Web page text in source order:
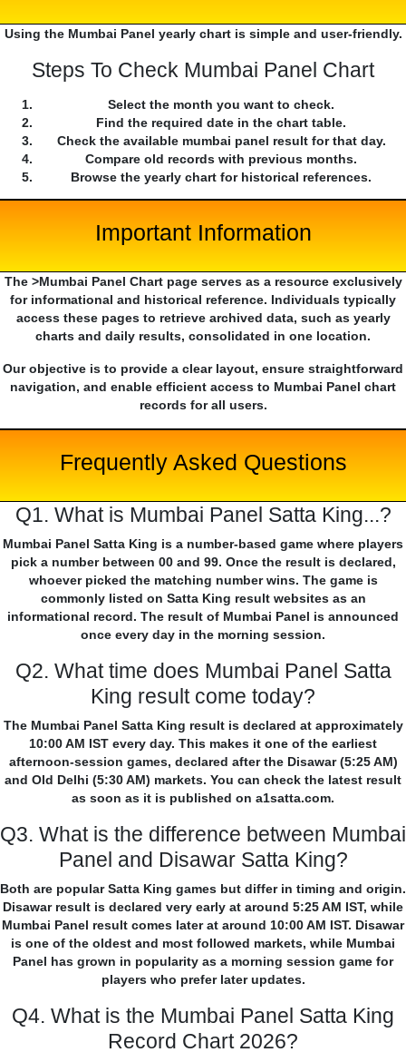
Using the Mumbai Panel yearly chart is simple and user-friendly.
Steps To Check Mumbai Panel Chart
Select the month you want to check.
Find the required date in the chart table.
Check the available mumbai panel result for that day.
Compare old records with previous months.
Browse the yearly chart for historical references.
Important Information
The >Mumbai Panel Chart page serves as a resource exclusively
for informational and historical reference. Individuals typically
access these pages to retrieve archived data, such as yearly
charts and daily results, consolidated in one location.
Our objective is to provide a clear layout, ensure straightforward
navigation, and enable efficient access to Mumbai Panel chart
records for all users.
Frequently Asked Questions
Q1. What is Mumbai Panel Satta King...?
Mumbai Panel Satta King is a number-based game where players
pick a number between 00 and 99. Once the result is declared,
whoever picked the matching number wins. The game is
commonly listed on Satta King result websites as an
informational record. The result of Mumbai Panel is announced
once every day in the morning session.
Q2. What time does Mumbai Panel Satta
King result come today?
The Mumbai Panel Satta King result is declared at approximately
10:00 AM IST every day. This makes it one of the earliest
afternoon-session games, declared after the Disawar (5:25 AM)
and Old Delhi (5:30 AM) markets. You can check the latest result
as soon as it is published on a1satta.com.
Q3. What is the difference between Mumbai
Panel and Disawar Satta King?
Both are popular Satta King games but differ in timing and origin.
Disawar result is declared very early at around 5:25 AM IST, while
Mumbai Panel result comes later at around 10:00 AM IST. Disawar
is one of the oldest and most followed markets, while Mumbai
Panel has grown in popularity as a morning session game for
players who prefer later updates.
Q4. What is the Mumbai Panel Satta King
Record Chart 2026?